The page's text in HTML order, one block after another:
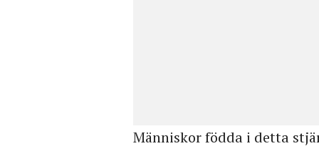
Människor födda i detta